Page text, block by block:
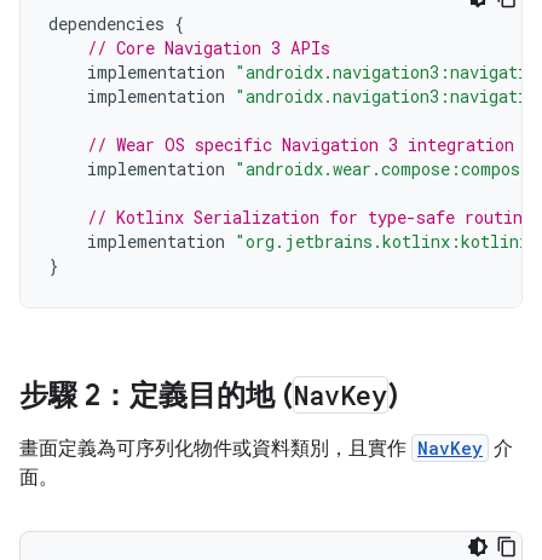
dependencies {
// Core Navigation 3 APIs
implementation
implementation
// Wear OS specific Navigation 3 integration
implementation
// Kotlinx Serialization for type-safe routing
implementation
}
步驟 2：定義目的地 (NavKey)
畫面定義為可序列化物件或資料類別，且實作 NavKey 介
面。